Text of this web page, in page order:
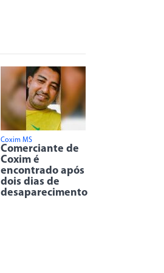
Coxim MS
Comerciante de
Coxim é
encontrado após
dois dias de
desaparecimento